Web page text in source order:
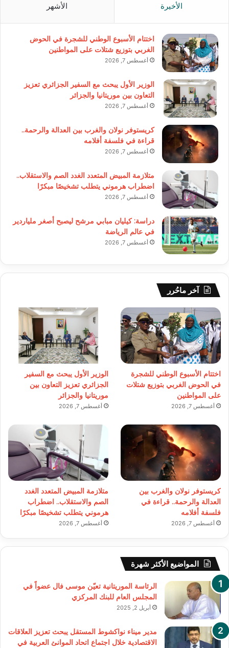
الأخيرة الأشهر
اختتام الأسبوع الوطني للشجرة في الحوض
الغربي بتوزيع شتلات على المواطنين
أغسطس 7, 2026
الوزير الأول يبحث مع السفير الجزائري تعزيز
التعاون بين موريتانيا والجزائر
أغسطس 7, 2026
كريستوفر نولان والغرب بين العدالة والرحمة..
قراءة في فلسفة أفلامه
أغسطس 7, 2026
متلازمة المبيض المتعدد الغدد الصم والاستقلاب..
اضطراب هرموني يتطلب تشخيصًا مبكرًا
أغسطس 7, 2026
دراسة: كيليان مبابي مرشح ليصبح أصغر ملياردير
في عالم الرياضة
أغسطس 7, 2026
آخر ماحُرر
اختتام الأسبوع الوطني للشجرة
في الحوض الغربي بتوزيع شتلات
على المواطنين
أغسطس 7, 2026
الوزير الأول يبحث مع السفير
الجزائري تعزيز التعاون بين
موريتانيا والجزائر
أغسطس 7, 2026
كريستوفر نولان والغرب بين
العدالة والرحمة.. قراءة في
فلسفة أفلامه
أغسطس 7, 2026
متلازمة المبيض المتعدد الغدد
الصم والاستقلاب.. اضطراب
هرموني يتطلب تشخيصًا مبكرًا
أغسطس 7, 2026
المواضيع الأكثر شهرة
الرئاسة الموريتانية تعيّن موسى فال عضواً في
المجلس العام للبنك المركزي
أبريل 2, 2025
مدير ميناء نواكشوط المستقل يبحث تعزيز العلاقات
الاقتصادية خلال اجتماع اتحاد الموانئ العربية في